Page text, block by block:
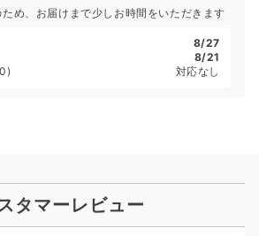
め、お届けまで少しお時間をいただきます
8/27
8/21
対応なし
タマーレビュー